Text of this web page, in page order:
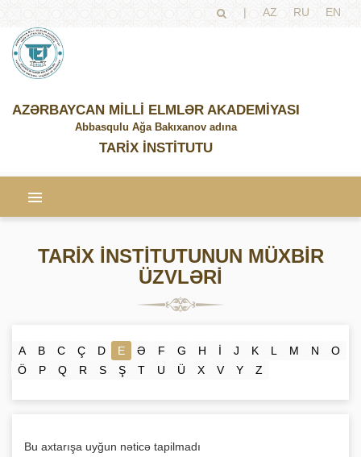
| AZ RU EN
AZƏRBAYCAN MİLLİ ELMLƏR AKADEMİYASI
Abbasqulu Ağa Bakıxanov adına
TARİX İNSTİTUTU
TARİX İNSTİTUTUNUN MÜXBİR
ÜZVLƏRİ
A B C Ç D E Ə F G H İ J K L M N
O
Ö
P Q R S Ş T U Ü X V Y Z
Bu axtarışa uyğun nəticə tapilmadı